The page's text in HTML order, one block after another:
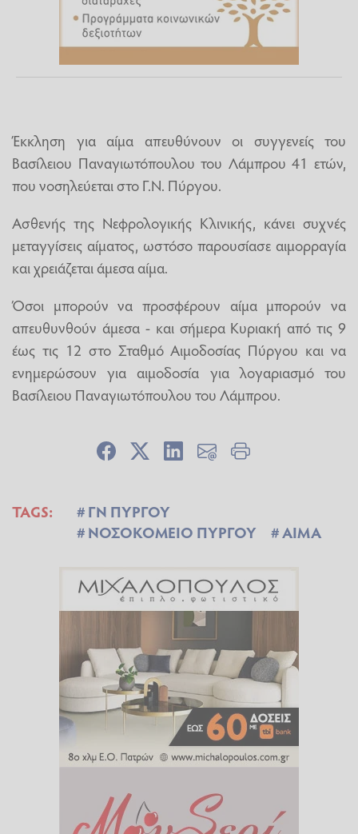
Έκκληση για αίμα απευθύνουν οι συγγενείς του
Βασίλειου Παναγιωτόπουλου του Λάμπρου 41 ετών,
που νοσηλεύεται στο Γ.Ν. Πύργου.
Ασθενής της Νεφρολογικής Κλινικής, κάνει συχνές
μεταγγίσεις αίματος, ωστόσο παρουσίασε αιμορραγία
και χρειάζεται άμεσα αίμα.
Όσοι μπορούν να προσφέρουν αίμα μπορούν να
απευθυνθούν άμεσα - και σήμερα Κυριακή από τις 9
έως τις 12 στο Σταθμό Αιμοδοσίας Πύργου και να
ενημερώσουν για αιμοδοσία για λογαριασμό του
Βασίλειου Παναγιωτόπουλου του Λάμπρου.
TAGS:
ΓΝ ΠΥΡΓΟΥ
ΝΟΣΟΚΟΜΕΙΟ ΠΥΡΓΟΥ
ΑΙΜΑ